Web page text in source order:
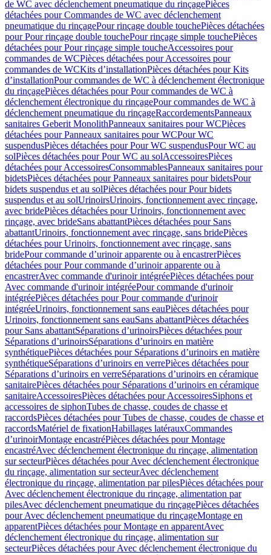
de WC avec déclenchement pneumatique du rinçagePièces
détachées pour Commandes de WC avec déclenchement
pneumatique du rinçagePour rinçage double touchePièces détachées
pour Pour rinçage double touchePour rinçage simple touchePièces
détachées pour Pour rinçage simple toucheAccessoires pour
commandes de WCPièces détachées pour Accessoires pour
commandes de WCKits d’installationPièces détachées pour Kits
d’installationPour commandes de WC à déclenchement électronique
du rinçagePièces détachées pour Pour commandes de WC à
déclenchement électronique du rinçagePour commandes de WC à
déclenchement pneumatique du rinçageRaccordementsPanneaux
sanitaires Geberit MonolithPanneaux sanitaires pour WCPièces
détachées pour Panneaux sanitaires pour WCPour WC
suspendusPièces détachées pour Pour WC suspendusPour WC au
solPièces détachées pour Pour WC au solAccessoiresPièces
détachées pour AccessoiresConsommablesPanneaux sanitaires pour
bidetsPièces détachées pour Panneaux sanitaires pour bidetsPour
bidets suspendus et au solPièces détachées pour Pour bidets
suspendus et au solUrinoirsUrinoirs, fonctionnement avec rinçage,
avec bridePièces détachées pour Urinoirs, fonctionnement avec
rinçage, avec brideSans abattantPièces détachées pour Sans
abattantUrinoirs, fonctionnement avec rinçage, sans bridePièces
détachées pour Urinoirs, fonctionnement avec rinçage, sans
bridePour commande d’urinoir apparente ou à encastrerPièces
détachées pour Pour commande d’urinoir apparente ou à
encastrerAvec commande d'urinoir intégréePièces détachées pour
Avec commande d'urinoir intégréePour commande d'urinoir
intégréePièces détachées pour Pour commande d'urinoir
intégréeUrinoirs, fonctionnement sans eauPièces détachées pour
Urinoirs, fonctionnement sans eauSans abattantPièces détachées
pour Sans abattantSéparations d’urinoirsPièces détachées pour
Séparations d’urinoirsSéparations d’urinoirs en matière
synthétiquePièces détachées pour Séparations d’urinoirs en matière
synthétiqueSéparations d’urinoirs en verrePièces détachées pour
Séparations d’urinoirs en verreSéparations d’urinoirs en céramique
sanitairePièces détachées pour Séparations d’urinoirs en céramique
sanitaireAccessoiresPièces détachées pour AccessoiresSiphons et
accessoires de siphonTubes de chasse, coudes de chasse et
raccordsPièces détachées pour Tubes de chasse, coudes de chasse et
raccordsMatériel de fixationHabillages latérauxCommandes
dʼurinoirMontage encastréPièces détachées pour Montage
encastréAvec déclenchement électronique du rinçage, alimentation
sur secteurPièces détachées pour Avec déclenchement électronique
du rinçage, alimentation sur secteurAvec déclenchement
électronique du rinçage, alimentation par pilesPièces détachées pour
Avec déclenchement électronique du rinçage, alimentation par
pilesAvec déclenchement pneumatique du rinçagePièces détachées
pour Avec déclenchement pneumatique du rinçageMontage en
apparentPièces détachées pour Montage en apparentAvec
déclenchement électronique du rinçage, alimentation sur
secteurPièces détachées pour Avec déclenchement électronique du